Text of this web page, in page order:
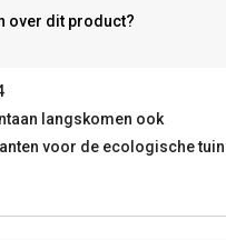
over dit product?
langskomen ook
voor de ecologische tuin